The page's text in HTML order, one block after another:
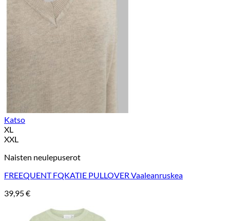
Katso
XL
XXL
Naisten neulepuserot
FREEQUENT FQKATIE PULLOVER Vaaleanruskea
39,95€